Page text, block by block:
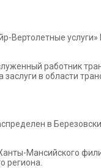
работник
в области
в
Мансийского
региона.